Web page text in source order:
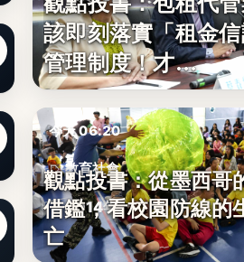
文字
該即刻落實「租金
管理制度！才…
今天 06:20
教育社會
2014年
觀點投書：從墨西哥
借鑑，看校園防線的
亡